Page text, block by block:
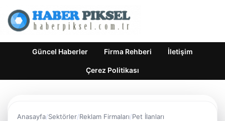
Güncel Haberler Firma Rehberi İletişim
Çerez Politikası
Anasayfa Sektörler Reklam Firmaları Pet İlanları